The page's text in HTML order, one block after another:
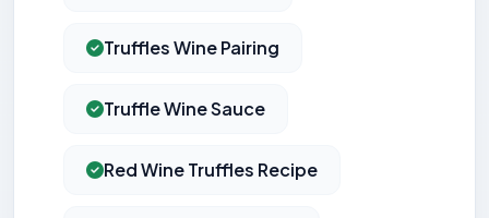
Truffles Wine Pairing
Truffle Wine Sauce
Red Wine Truffles Recipe